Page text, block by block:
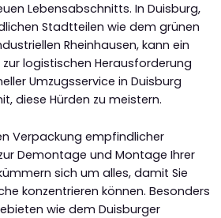
Lebensabschnitts. In Duisburg,
Stadtteilen wie dem grünen
Rheinhausen, kann ein
logistischen Herausforderung
Umzugsservice in Duisburg
diese Hürden zu meistern.
Verpackung empfindlicher
Demontage und Montage Ihrer
sich um alles, damit Sie
konzentrieren können. Besonders
wie dem Duisburger